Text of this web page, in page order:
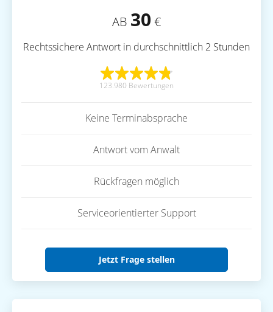
AB 30 €
Rechtssichere Antwort in durchschnittlich 2 Stunden
123.980 Bewertungen
Keine Terminabsprache
Antwort vom Anwalt
Rückfragen möglich
Serviceorientierter Support
Jetzt Frage stellen